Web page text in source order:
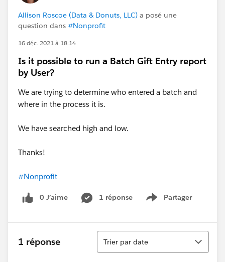
Allison Roscoe (Data & Donuts, LLC) a posé une
question dans #Nonprofit
16 déc. 2021 à 18:14
Is it possible to run a Batch Gift Entry report
by User?
We are trying to determine who entered a batch and
where in the process it is.
We have searched high and low.
Thanks!
#Nonprofit
0 J’aime 1 réponse Partager
Show menu
1 réponse
Tri
Trier par date